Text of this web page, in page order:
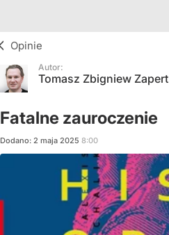
Opinie
Autor:
Tomasz Zbigniew Zapert
Fatalne zauroczenie
Dodano: 2 maja 2025 8:00